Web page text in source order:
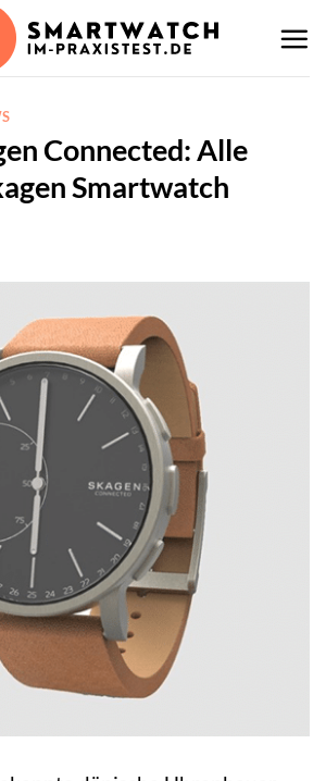
Connected: Alle
Smartwatch